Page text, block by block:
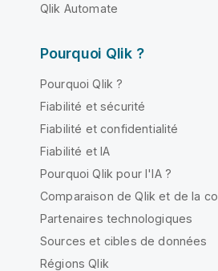
Qlik Automate
Pourquoi Qlik ?
Pourquoi Qlik ?
Fiabilité et sécurité
Fiabilité et confidentialité
Fiabilité et IA
Pourquoi Qlik pour l'IA ?
Comparaison de Qlik et de la
Partenaires technologiques
Sources et cibles de données
Régions Qlik